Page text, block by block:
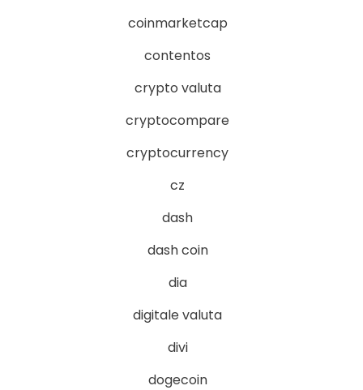
coinmarketcap
contentos
crypto valuta
cryptocompare
cryptocurrency
cz
dash
dash coin
dia
digitale valuta
divi
dogecoin